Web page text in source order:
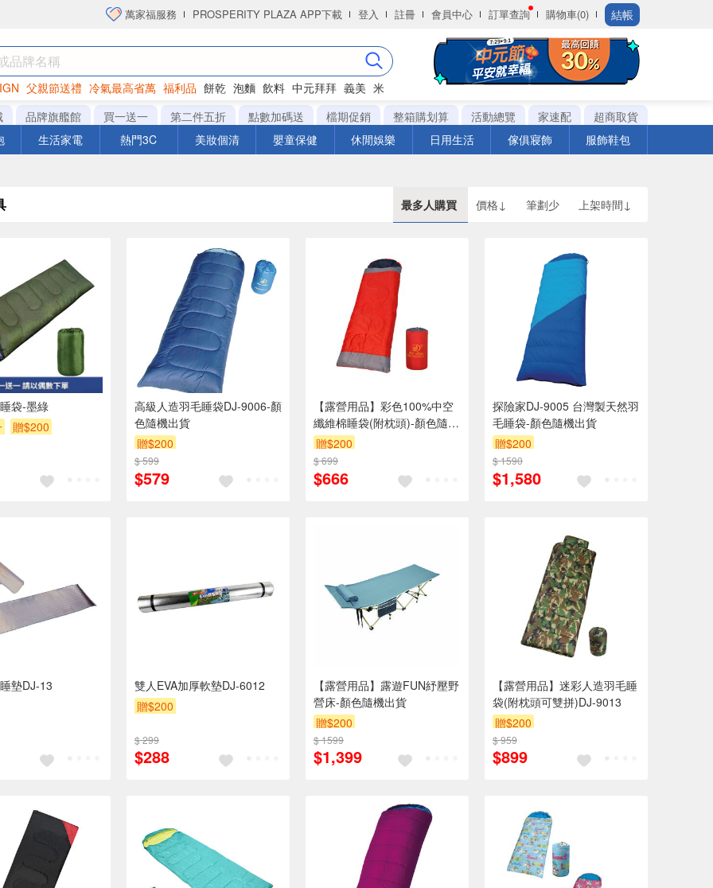
萬家福服務 PROSPERITY PLAZA APP下載 登入 註冊 會員中心 訂單查詢 購物車(0) 結帳
父親節送禮 冷氣最高省萬 福利品 餅乾 泡麵 飲料 中元拜拜 義美 米
衛生紙
品牌旗艦館 買一送一 第二件五折 點數加碼送 檔期促銷 整箱購划算 活動總覽 家速配
超商取貨
生活家電 熱門3C 美妝個清 嬰童保健 休閒娛樂 日用生活 傢俱寢飾 服飾鞋包
最多人購買 價格↓ 筆劃少 上架時間↓
袋-墨綠
贈$200
高級人造羽毛睡袋DJ-9006-顏
色隨機出貨
贈$200
$ 599
$579
【露營用品】彩色100%中空
纖維棉睡袋(附枕頭)-顏色隨機
出貨
贈$200
$ 699
$666
探險家DJ-9005 台灣製天然羽
毛睡袋-顏色隨機出貨
贈$200
$ 1590
$1,580
墊DJ-13
雙人EVA加厚軟墊DJ-6012
贈$200
$ 299
$288
【露營用品】露遊FUN紓壓野
營床-顏色隨機出貨
贈$200
$ 1599
$1,399
【露營用品】迷彩人造羽毛睡
袋(附枕頭可雙拼)DJ-9013
贈$200
$ 959
$899